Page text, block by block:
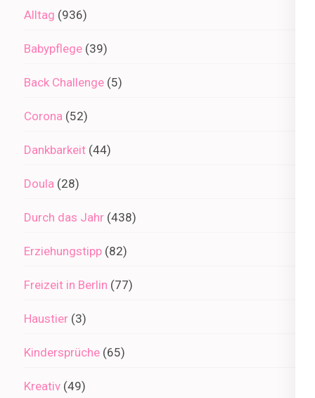
Alltag (936)
Babypflege (39)
Back Challenge (5)
Corona (52)
Dankbarkeit (44)
Doula (28)
Durch das Jahr (438)
Erziehungstipp (82)
Freizeit in Berlin (77)
Haustier (3)
Kindersprüche (65)
Kreativ (49)